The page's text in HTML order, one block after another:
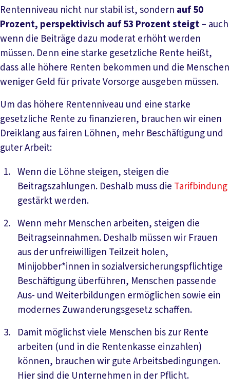
Rentenniveau nicht nur stabil ist, sondern auf 50
Prozent, perspektivisch auf 53 Prozent steigt– auch
wenn die Beiträge dazu moderat erhöht werden
müssen. Denn eine starke gesetzliche Rente heißt,
dass alle höhere Renten bekommen und die Menschen
weniger Geld für private Vorsorge ausgeben müssen.
Um das höhere Rentenniveau und eine starke
gesetzliche Rente zu finanzieren, brauchen wir einen
Dreiklang aus fairen Löhnen, mehr Beschäftigung und
guter Arbeit:
Wenn die Löhne steigen, steigen die
Beitragszahlungen. Deshalb muss die Tarifbindung
gestärkt werden.
Wenn mehr Menschen arbeiten, steigen die
Beitragseinnahmen. Deshalb müssen wir Frauen
aus der unfreiwilligen Teilzeit holen,
Minijobber*innen in sozialversicherungspflichtige
Beschäftigung überführen, Menschen passende
Aus- und Weiterbildungen ermöglichen sowie ein
modernes Zuwanderungsgesetz schaffen.
Damit möglichst viele Menschen bis zur Rente
arbeiten (und in die Rentenkasse einzahlen)
können, brauchen wir gute Arbeitsbedingungen.
Hier sind die Unternehmen in der Pflicht.